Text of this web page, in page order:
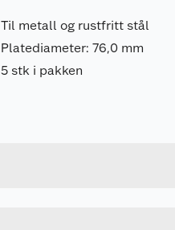
Til metall og rustfritt stål
Platediameter: 76,0 mm
5 stk i pakken